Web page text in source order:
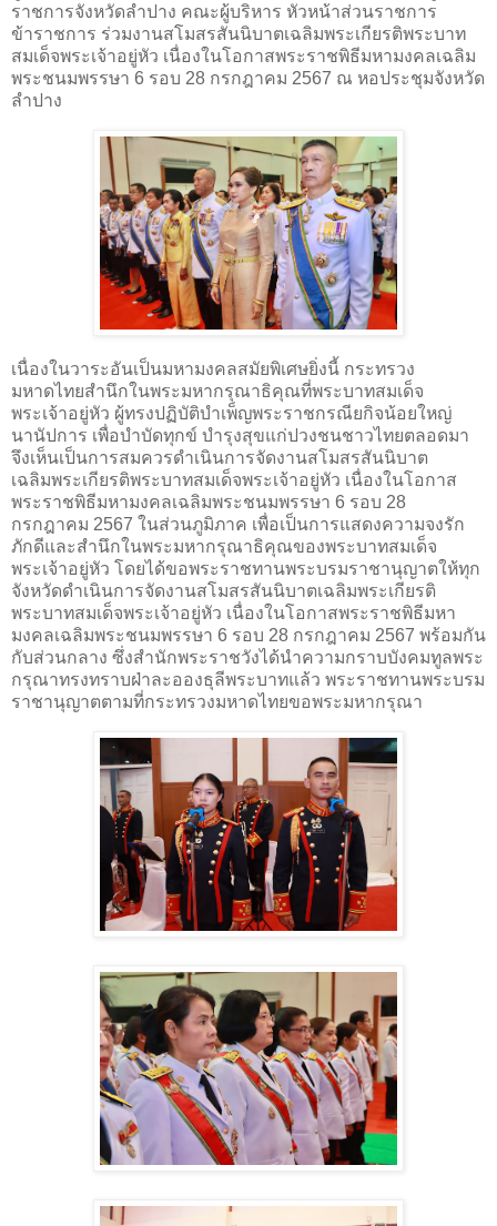
ราชการจังหวัดลำปาง คณะผู้บริหาร หัวหน้าส่วนราชการ
ข้าราชการ ร่วมงานสโมสรสันนิบาตเฉลิมพระเกียรติพระบาท
สมเด็จพระเจ้าอยู่หัว เนื่องในโอกาสพระราชพิธีมหามงคลเฉลิม
พระชนมพรรษา 6 รอบ 28 กรกฎาคม 2567 ณ หอประชุมจังหวัด
ลำปาง
เนื่องในวาระอันเป็นมหามงคลสมัยพิเศษยิ่งนี้ กระทรวง
มหาดไทยสำนึกในพระมหากรุณาธิคุณที่พระบาทสมเด็จ
พระเจ้าอยู่หัว ผู้ทรงปฏิบัติบำเพ็ญพระราชกรณียกิจน้อยใหญ่
นานัปการ เพื่อบำบัดทุกข์ บำรุงสุขแก่ปวงชนชาวไทยตลอดมา
จึงเห็นเป็นการสมควรดำเนินการจัดงานสโมสรสันนิบาต
เฉลิมพระเกียรติพระบาทสมเด็จพระเจ้าอยู่หัว เนื่องในโอกาส
พระราชพิธีมหามงคลเฉลิมพระชนมพรรษา 6 รอบ 28
กรกฎาคม 2567 ในส่วนภูมิภาค เพื่อเป็นการแสดงความจงรัก
ภักดีและสำนึกในพระมหากรุณาธิคุณของพระบาทสมเด็จ
พระเจ้าอยู่หัว โดยได้ขอพระราชทานพระบรมราชานุญาตให้ทุก
จังหวัดดำเนินการจัดงานสโมสรสันนิบาตเฉลิมพระเกียรติ
พระบาทสมเด็จพระเจ้าอยู่หัว เนื่องในโอกาสพระราชพิธีมหา
มงคลเฉลิมพระชนมพรรษา 6 รอบ 28 กรกฎาคม 2567 พร้อมกัน
กับส่วนกลาง ซึ่งสำนักพระราชวังได้นำความกราบบังคมทูลพระ
กรุณาทรงทราบฝ่าละอองธุลีพระบาทแล้ว พระราชทานพระบรม
ราชานุญาตตามที่กระทรวงมหาดไทยขอพระมหากรุณา